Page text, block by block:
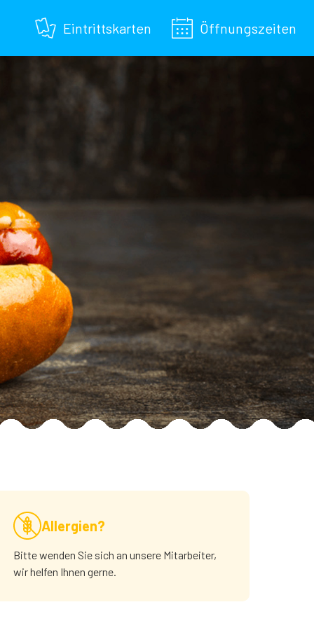
Eintrittskarten Öffnungszeiten
Allergien?
Bitte wenden Sie sich an unsere Mitarbeiter,
wir helfen Ihnen gerne.